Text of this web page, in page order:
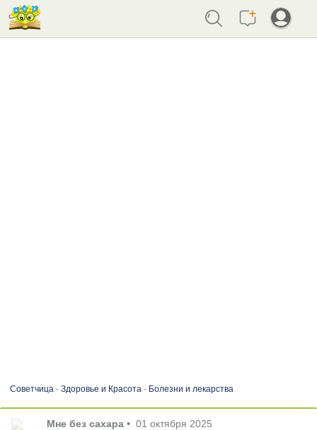
Советчица- Здоровье и Красота- Болезни и лекарства
Мне без сахара • 01 октября 2025